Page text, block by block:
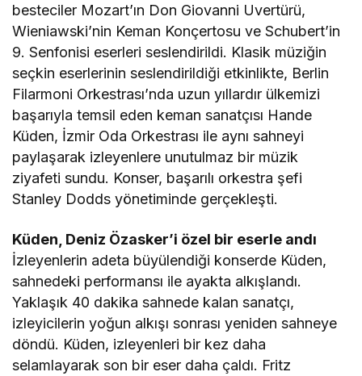
besteciler Mozart’ın Don Giovanni Uvertürü,
Wieniawski’nin Keman Konçertosu ve Schubert’in
9. Senfonisi eserleri seslendirildi. Klasik müziğin
seçkin eserlerinin seslendirildiği etkinlikte, Berlin
Filarmoni Orkestrası’nda uzun yıllardır ülkemizi
başarıyla temsil eden keman sanatçısı Hande
Küden, İzmir Oda Orkestrası ile aynı sahneyi
paylaşarak izleyenlere unutulmaz bir müzik
ziyafeti sundu. Konser, başarılı orkestra şefi
Stanley Dodds yönetiminde gerçekleşti.
Küden, Deniz Özasker’i özel bir eserle andı
İzleyenlerin adeta büyülendiği konserde Küden,
sahnedeki performansı ile ayakta alkışlandı.
Yaklaşık 40 dakika sahnede kalan sanatçı,
izleyicilerin yoğun alkışı sonrası yeniden sahneye
döndü. Küden, izleyenleri bir kez daha
selamlayarak son bir eser daha çaldı. Fritz